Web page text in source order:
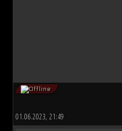
01.06.2023, 21:49